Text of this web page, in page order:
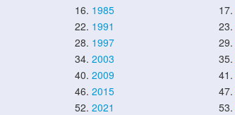
16. 1985 17.
22. 1991 23.
28. 1997 29.
34. 2003 35.
40. 2009 41.
46. 2015 47.
52. 2021 53.